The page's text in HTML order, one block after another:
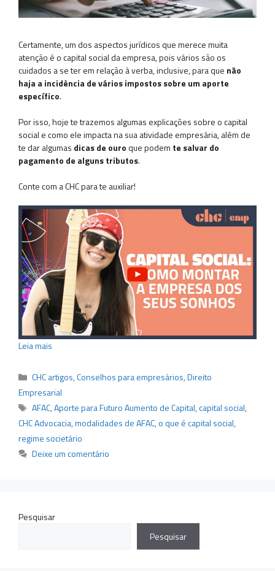
Certamente, um dos aspectos jurídicos que merece muita
atenção é o capital social da empresa, pois vários são os
cuidados a se ter em relação à verba, inclusive, para que não
haja a incidência de vários impostos sobre um aporte
específico.
Por isso, hoje te trazemos algumas explicações sobre o capital
social e como ele impacta na sua atividade empresária, além de
te dar algumas dicas de ouroque podem te salvar do
pagamento de alguns tributos.
Conte com a CHC para te auxiliar!
Leia mais
Categorias
CHC artigos,Conselhos para empresários,Direito
Empresarial
Tags
AFAC,Aporte para Futuro Aumento de Capital,capital social,
CHC Advocacia,modalidades de AFAC,o que é capital social,
regime societário
Deixe um comentário
Pesquisar
Pesquisar